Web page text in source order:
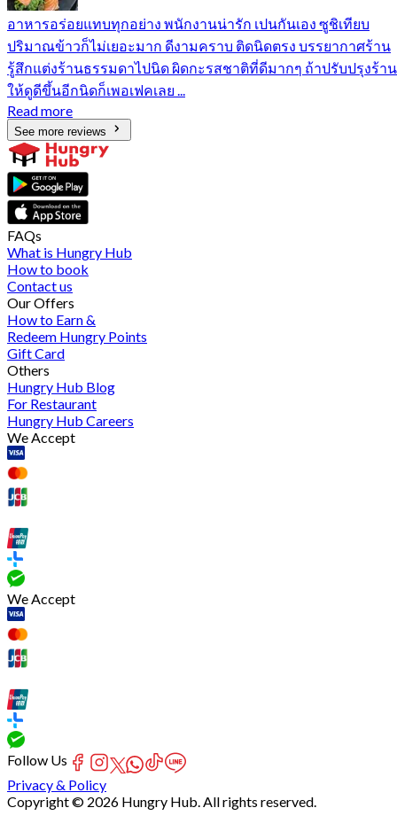
อาหารอร่อยแทบทุกอย่าง พนักงานน่ารัก เปนกันเอง ซูชิเทียบ
ปริมาณข้าวก็ไม่เยอะมาก ดีงามคราบ ติดนิดตรง บรรยากาศร้าน
รู้สึกแต่งร้านธรรมดาไปนิด ผิดกะรสชาติที่ดีมากๆ ถ้าปรับปรุงร้าน
ให้ดูดีขึ้นอีกนิดก็เพอเฟคเลย ...
Read more
See more reviews
FAQs
What is Hungry Hub
How to book
Contact us
Our Offers
How to Earn &
Redeem Hungry Points
Gift Card
Others
Hungry Hub Blog
For Restaurant
Hungry Hub Careers
We Accept
We Accept
Follow Us
Privacy & Policy
Copyright © 2026 Hungry Hub. All rights reserved.